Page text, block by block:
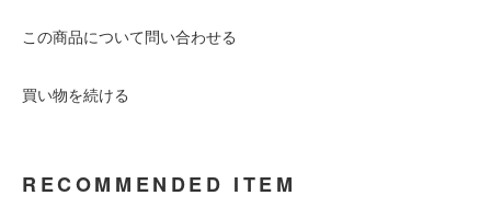
この商品について問い合わせる
買い物を続ける
RECOMMENDED ITEM